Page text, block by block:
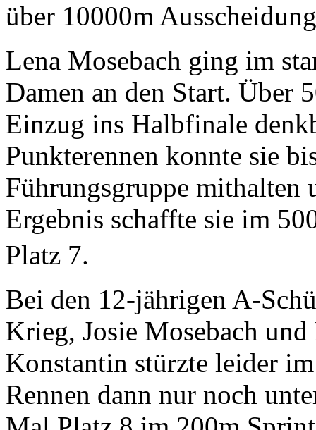
über 10000m
Lena Mosebach ging im
Damen an den Start. Über
Einzug ins Halbfinale
Punkterennen konnte sie
Führungsgruppe mithalten
Ergebnis schaffte sie im
Platz 7.
Bei den 12-jährigen A-
Krieg, Josie Mosebach
Konstantin stürzte leider
Rennen dann nur noch